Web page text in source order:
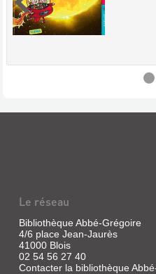
Ruffenach,
Bayard
Presse,
1989
Le réseau
Bibliothèque Abbé-Grégoire
4/6 place Jean-Jaurès
41000 Blois
02 54 56 27 40
Contacter la bibliothèque